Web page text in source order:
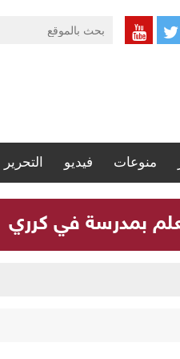
منوعات فيديو التحرير
بمدرسة في كرري